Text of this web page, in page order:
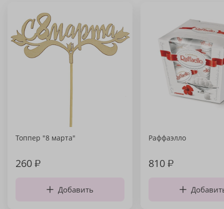
Топпер "8 марта"
260₽
Добавить
Раффаэлло
810₽